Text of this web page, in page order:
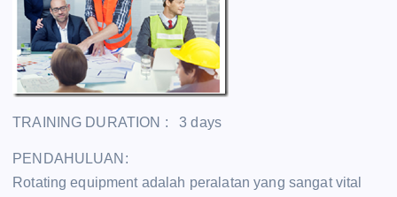
TRAINING DURATION : 3 days
PENDAHULUAN:
Rotating equipment adalah peralatan yang sangat vital